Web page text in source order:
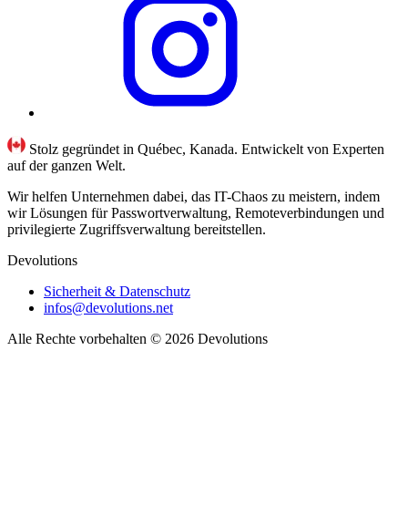
Stolz gegründet in Québec, Kanada. Entwickelt von Experten
auf der ganzen Welt.
Wir helfen Unternehmen dabei, das IT-Chaos zu meistern, indem
wir Lösungen für Passwortverwaltung, Remoteverbindungen und
privilegierte Zugriffsverwaltung bereitstellen.
Devolutions
Sicherheit & Datenschutz
infos@devolutions.net
Alle Rechte vorbehalten © 2026 Devolutions